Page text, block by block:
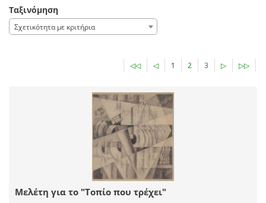
Ταξινόμηση
Σχετικότητα με κριτήρια
◁◁ ◁ 1 2 3 ▷ ▷▷
Μελέτη για το "Τοπίο που τρέχει"